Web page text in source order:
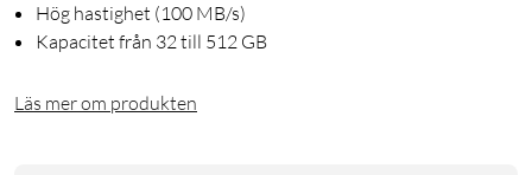
Hög hastighet (100 MB/s)
Kapacitet från 32 till 512 GB
Läs mer om produkten